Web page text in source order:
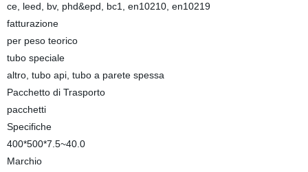
ce, leed, bv, phd&epd, bc1, en10210, en10219
fatturazione
per peso teorico
tubo speciale
altro, tubo api, tubo a parete spessa
Pacchetto di Trasporto
pacchetti
Specifiche
400*500*7.5~40.0
Marchio